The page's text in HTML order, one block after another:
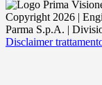
Copyright 2026 |
Parma S.p.A. |
Disclaimer